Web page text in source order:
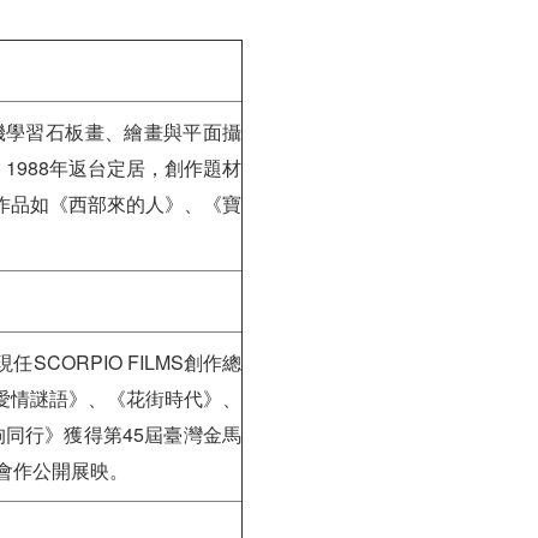
習石板畫、繪畫與平面攝
年返台定居，創作題材
品如《西部來的人》、《寶
任SCORPIO FILMS創作總
謎語》、《花街時代》、
行》獲得第45屆臺灣金馬
公開展映。